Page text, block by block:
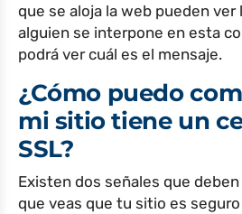
que se aloja la web pueden ver
alguien se interpone en esta
podrá ver cuál es el mensaje.
¿Cómo puedo
mi sitio tiene un
SSL?
Existen dos señales que
que veas que tu sitio es